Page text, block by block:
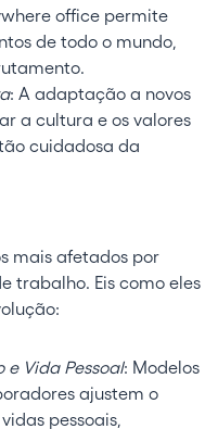
office permite
de todo o mundo,
: A adaptação a novos
a cultura e os valores
cuidadosa da
mais afetados por
trabalho. Eis como eles
e Vida Pessoal: Modelos
ajustem o
pessoais,